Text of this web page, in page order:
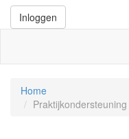
Inloggen
Home